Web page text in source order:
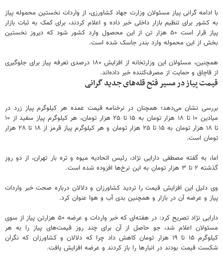
با ادامه گرانی پیاز مسئولان وزارت جهاد کشاورزی، از واردات نخستین محموله پیاز
به کشور برای تنظیم بازار داخلی خبر داده و اعلام کردند، برای کمک به ثبات بازار
پیاز قرار است ۵۰ هزار تن از این محصول وارد کشور شود که دیروز نخستین
بخش از این محموله وارد بندر جاسک شده است.
همچنین، مسئولان این وزارتخانه از افزایش ۱۸۰ درصدی تعرفه پیاز برای جلوگیری
از قاچاق و حمایت از مصرف‌کننده خبر داده‌اند.
قیمت پیاز در مسیر فتح قله‌های جدید گرانی
بررسی نشان می‌دهد؛ همچنان در نرخنامه قیمت عمده هر کیلوگرم پیاز زرد در
میادین ۱۰ تا ۱۸ هزار تومان به ۱۵ تا ۲۵ هزار تومان، هر کیلوگرم پیاز سفید از ۱۰
تا ۱۸ هزار تومان به ۱۵ تا ۲۵ هزار تومان و هر کیلوگرم پیاز قرمز از ۱۸ تا ۲۸ هزار
تومان است.
اما، به گفته مصطفی دارایی نژاد، رئیس اتحادیه میوه و تره بار تهران، از دو روز
گذشته ۲ تا ۳ هزار تومان به این نرخ‌ها افزوده شده است.
وی دلیل این افزایش قیمت را تردید کشاورزان و دلالان درباره صحت خبر واردات
پیاز و عرضه آن در بازار و همچنین بدی آب و هوا عنوان کرد.
دارایی نژاد تصریح کرد: در هفته‌ای که خبر واردات و عرضه ۵۰ هزارتن پیاز از سوی
مسئولان اعلام شد، جو حاصل از آن برای چند روز قیمت‌های پیاز را به هر
کیلوگرم ۱۵ تا ۱۹ هزار تومان کاهش داد چرا که دلالان و کشاورزان که نگران
شکست قیمت بودند در انبارها را باز کردند و عرضه افزایش یافت.